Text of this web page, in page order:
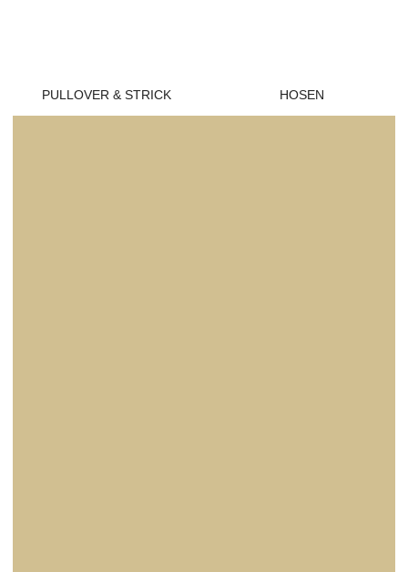
PULLOVER & STRICK HOSEN